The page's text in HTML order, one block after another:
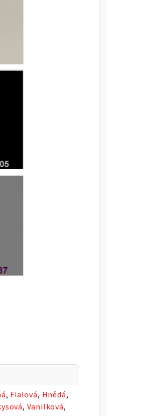
, Fialová, Hnědá,
, Vanilková,